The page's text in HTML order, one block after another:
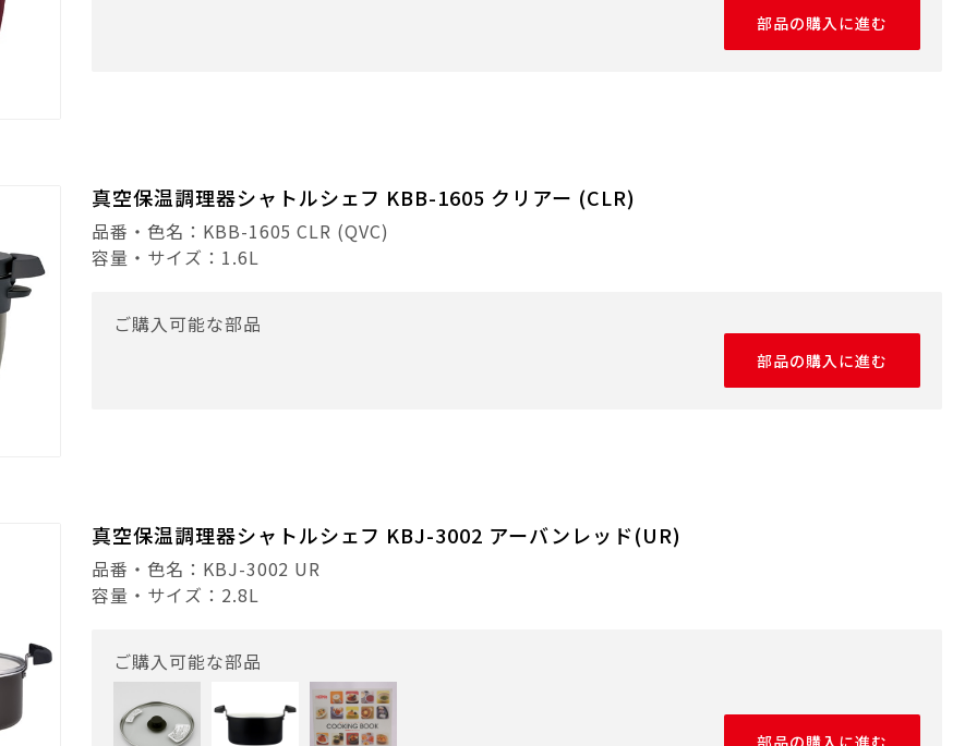
部品の購入に進む
真空保温調理器シャトルシェフ KBB-1605 クリアー (CLR)
品番・色名：KBB-1605 CLR (QVC)
容量・サイズ：1.6L
ご購入可能な部品
部品の購入に進む
真空保温調理器シャトルシェフ KBJ-3002 アーバンレッド(UR)
品番・色名：KBJ-3002 UR
容量・サイズ：2.8L
ご購入可能な部品
部品の購入に進む